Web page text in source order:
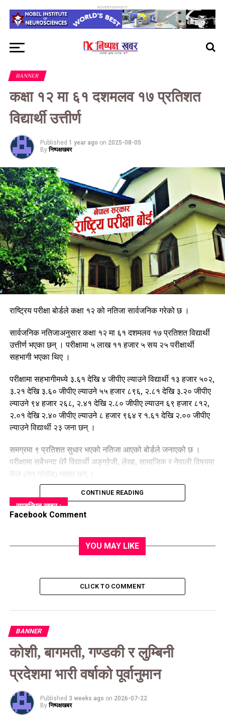
ADVERTISEMENT
BANNER
कक्षा १२ मा ६१ दशमलव १७ प्रतिशत
विद्यार्थी उत्तीर्ण
Published 1 year ago on 2025-08-05
By निष्पक्षखबर
राष्ट्रिय परीक्षा बोर्डले कक्षा १२ को नतिजा सार्वजनिक गरेको छ ।
सार्वजनिक नतिजाअनुसार कक्षा १२ मा ६१ दशमलव १७ प्रतिशत विद्यार्थी
उत्तीर्ण भएका छन् । परीक्षामा ५ लाख ११ हजार ५ सय २५ परीक्षार्थी
सहभागी भएका थिए ।
परीक्षामा सहभागीमध्ये ३.६१ देखि ४ जीपीए ल्याउने विद्यार्थी १३ हजार ५०२,
३.२१ देखि ३.६० जीपीए ल्याउने ५५ हजार ८९६, २.८१ देखि ३.२० जीपीए
ल्याउने ९४ हजार २६८, २.४१ देखि २.८० जीपीए ल्याउन ६९ हजार ८१२,
२.०१ देखि २.४० जीपीए ल्याउने ८ हजार ९६४ र १.६१ देखि २.०० जीपीए
ल्याउने विद्यार्थी २३ जना छन् ।
समग्रमा ९ प्रतिशत सुधार भएको नतिजा आएको बोर्डले जनाएको छ ।
परीक्षामा सबैभन्दा धेरै विद्यार्थी अङ्ग्रेजी, लेखा, सामाजिक र नेपाली विषयमा
सम्बन्धित खवर :
यस्तो छ आजका लागि विदेशी मुद्राको विनिमय दर
CONTINUE READING
Facebook Comment
YOU MAY LIKE
CLICK TO COMMENT
BANNER
कोशी, बागमती, गण्डकी र लुम्बिनी
प्रदेशमा भारी वर्षाको पूर्वानुमान
Published 3 weeks ago on 2026-07-22
By निष्पक्षखबर